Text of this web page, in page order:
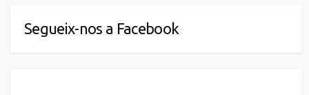
Segueix-nos a Facebook